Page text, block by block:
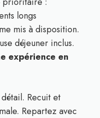
longs
mis à disposition.
déjeuner inclus.
expérience en
Recuit et
Repartez avec